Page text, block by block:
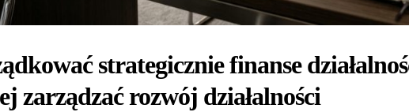
strategicznie finanse
zarządzać rozwój działalności